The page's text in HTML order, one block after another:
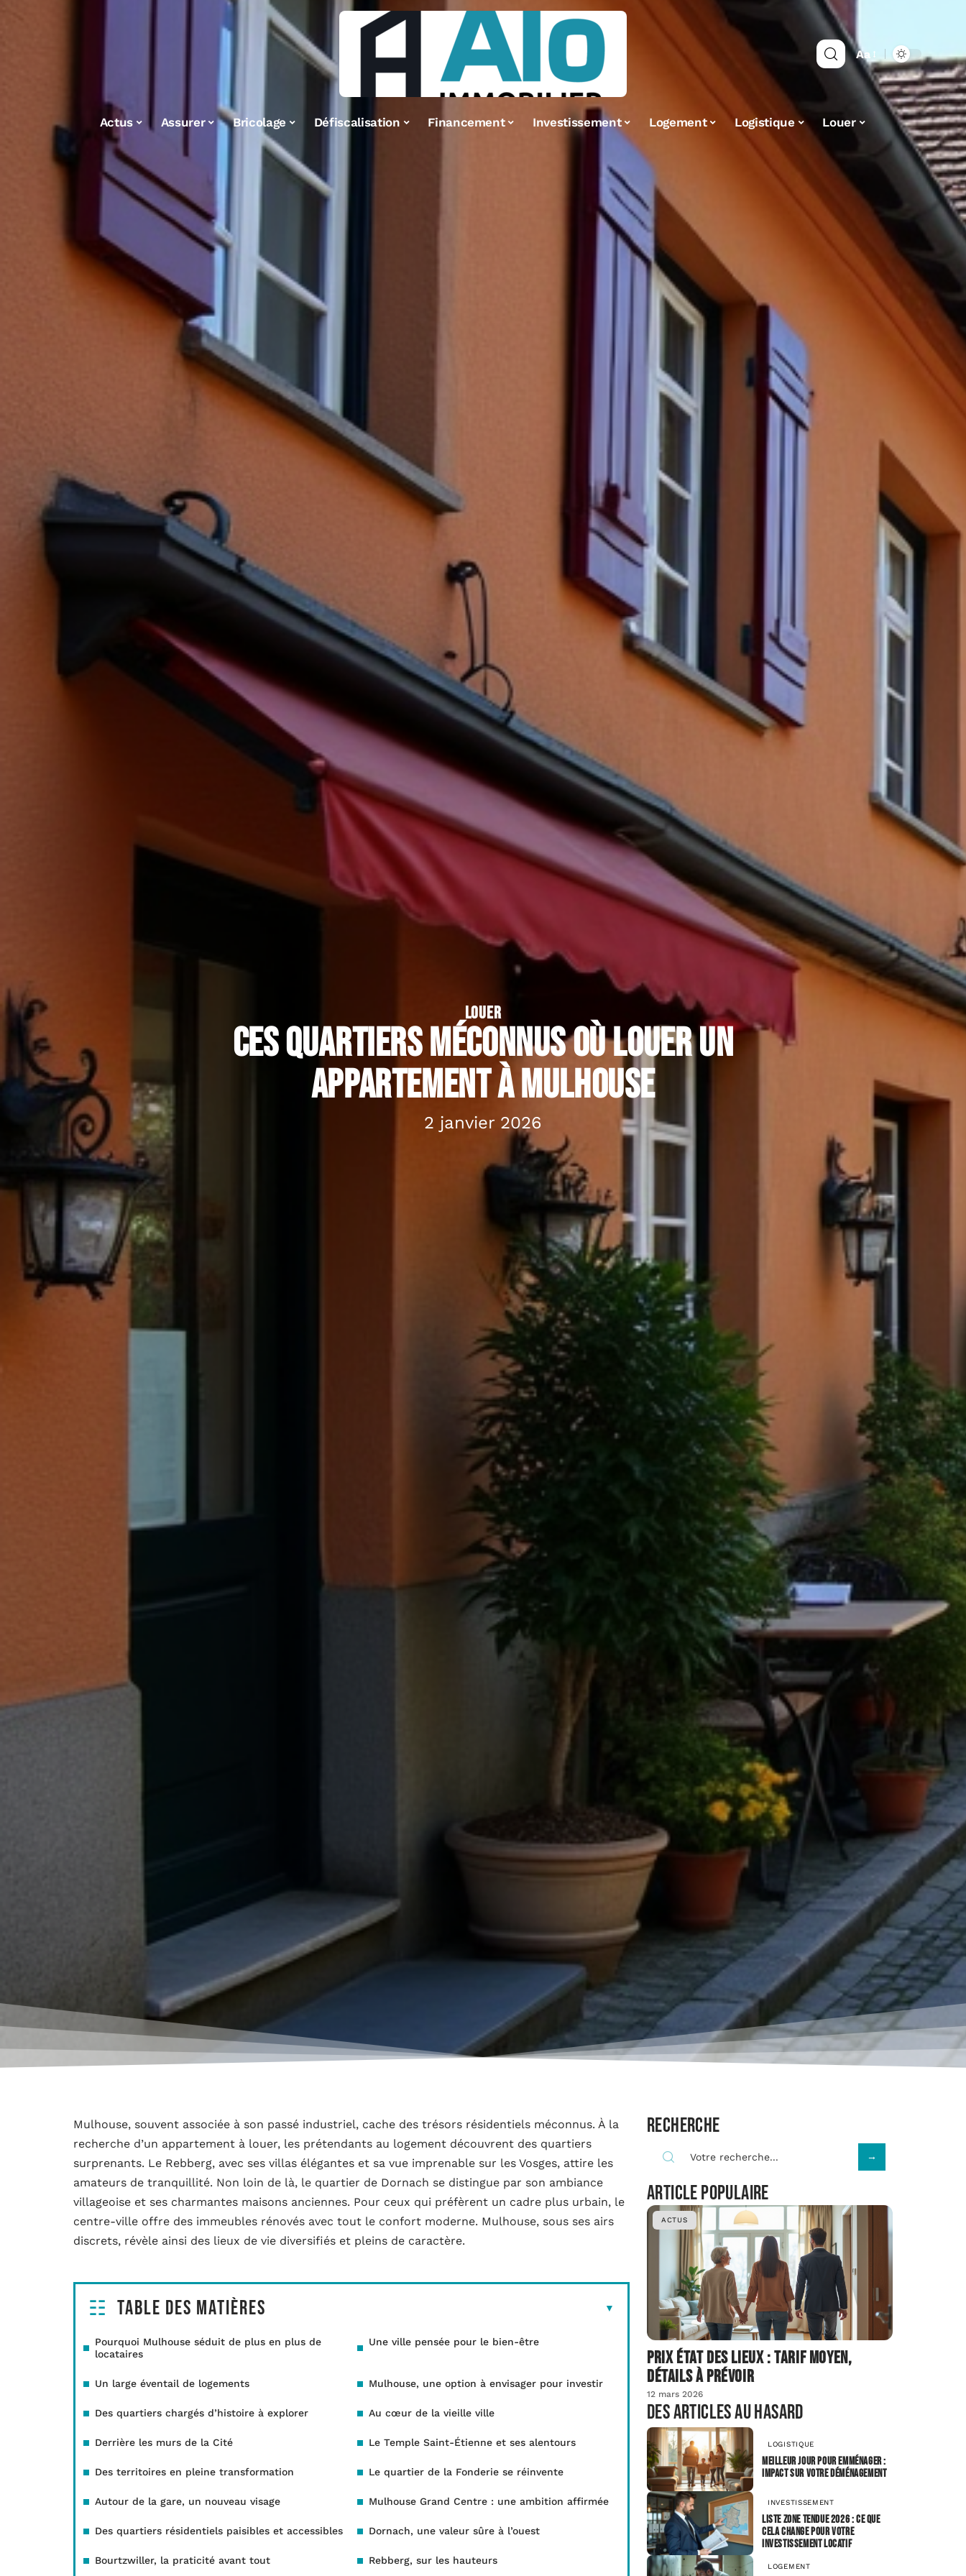
Aa
Actus Assurer Bricolage Défiscalisation Financement Investissement Logement Logistique Louer
LOUER
Ces quartiers méconnus où louer un
appartement à Mulhouse
2 janvier 2026
Mulhouse, souvent associée à son passé industriel, cache des trésors résidentiels méconnus. À la
recherche d’un appartement à louer, les prétendants au logement découvrent des quartiers
surprenants. Le Rebberg, avec ses villas élégantes et sa vue imprenable sur les Vosges, attire les
amateurs de tranquillité. Non loin de là, le quartier de Dornach se distingue par son ambiance
villageoise et ses charmantes maisons anciennes. Pour ceux qui préfèrent un cadre plus urbain, le
centre-ville offre des immeubles rénovés avec tout le confort moderne. Mulhouse, sous ses airs
discrets, révèle ainsi des lieux de vie diversifiés et pleins de caractère.
Table des matières
Pourquoi Mulhouse séduit de plus en plus de
locataires
Une ville pensée pour le bien-être
Un large éventail de logements Mulhouse, une option à envisager pour investir
Des quartiers chargés d’histoire à explorer Au cœur de la vieille ville
Derrière les murs de la Cité Le Temple Saint-Étienne et ses alentours
Des territoires en pleine transformation Le quartier de la Fonderie se réinvente
Autour de la gare, un nouveau visage Mulhouse Grand Centre : une ambition affirmée
Des quartiers résidentiels paisibles et accessibles Dornach, une valeur sûre à l’ouest
Bourtzwiller, la praticité avant tout Rebberg, sur les hauteurs
Recherche
Article populaire
ACTUS
Prix état des lieux : tarif moyen,
détails à prévoir
12 mars 2026
Des articles au hasard
LOGISTIQUE
Meilleur jour pour emménager :
impact sur votre déménagement
INVESTISSEMENT
Liste zone tendue 2026 : ce que
cela change pour votre
investissement locatif
LOGEMENT